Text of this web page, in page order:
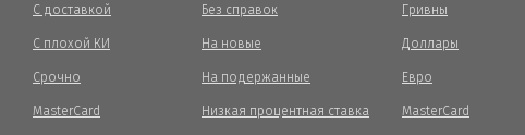
С доставкой
С плохой КИ
Срочно
MasterCard
Без справок
На новые
На подержанные
Низкая процентная ставка
Гривны
Доллары
Евро
MasterCard